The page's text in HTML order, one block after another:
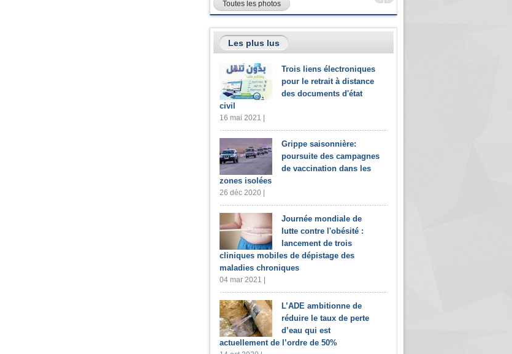
Toutes les photos
Les plus lus
Trois liens électroniques
pour le retrait à distance
des documents d'état
civil
16 mai 2021 |
Grippe saisonnière:
poursuite des campagnes
de vaccination dans les
zones isolées
26 déc 2020 |
Journée mondiale de
lutte contre l'obésité :
lancement de trois
cliniques mobiles de dépistage des
maladies chroniques
04 mar 2021 |
L’ADE ambitionne de
réduire le taux de perte
d’eau qui est
actuellement de l’ordre de 50%